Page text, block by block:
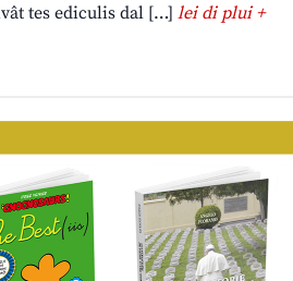
tes ediculis dal […] lei di plui +